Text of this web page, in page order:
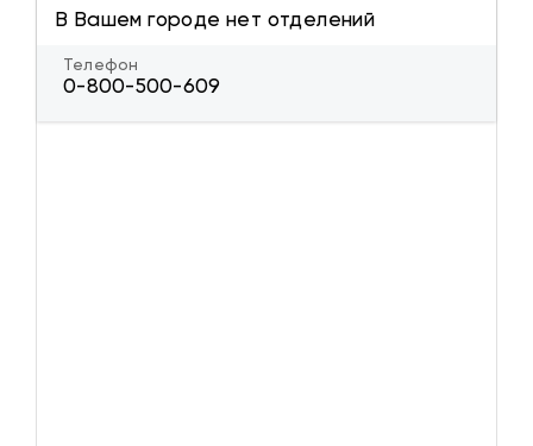
В Вашем городе нет отделений
Телефон
0-800-500-609